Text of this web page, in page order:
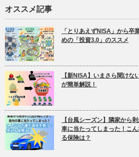
オススメ記事
「とりあえずNISA」から卒
めの「投資3.0」のススメ
【新NISA】いまさら聞けな
が簡単解説！
【台風シーズン】隣家から
車に当たってしまった！こ
る保険は？